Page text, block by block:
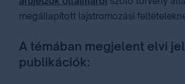
megállapított lajstromozási
A témában megjelent elvi
publikációk: